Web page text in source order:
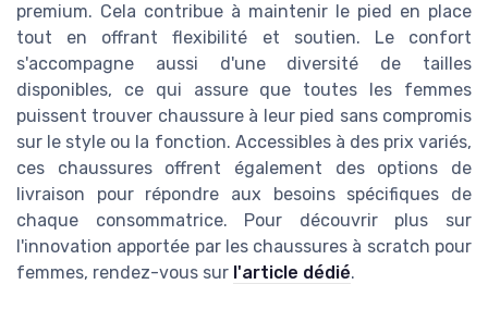
premium. Cela contribue à maintenir le pied en place
tout en offrant flexibilité et soutien. Le confort
s'accompagne aussi d'une diversité de tailles
disponibles, ce qui assure que toutes les femmes
puissent trouver chaussure à leur pied sans compromis
sur le style ou la fonction. Accessibles à des prix variés,
ces chaussures offrent également des options de
livraison pour répondre aux besoins spécifiques de
chaque consommatrice. Pour découvrir plus sur
l'innovation apportée par les chaussures à scratch pour
femmes, rendez-vous sur l'article dédié.